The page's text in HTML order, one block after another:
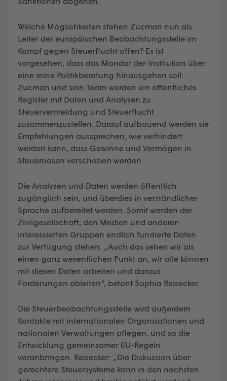
Welche Möglichkeiten stehen Zucman nun als
Leiter der europäischen Beobachtungsstelle im
Kampf gegen Steuerflucht offen? Es ist
vorgesehen, dass das Mandat der Institution über
eine reine Politikberatung hinausgehen soll.
Zucman und sein Team werden ein öffentliches
Register mit Daten und Analysen zu
Steuervermeidung und Steuerflucht
zusammenzustellen. Darauf aufbauend werden sie
Empfehlungen aussprechen, wie verhindert
werden kann, dass Gewinne und Vermögen in
Steueroasen verschoben werden.
Die Analysen und Daten werden öffentlich
zugänglich sein, und überdies in verständlicher
Sprache aufbereitet werden. Somit werden der
Zivilgesellschaft, den Medien und anderen
interessierten Gruppen endlich fundierte Daten
zur Verfügung stehen. „Auch das sehen wir als
einen ganz wesentlichen Punkt an, wir alle können
mit diesen Daten arbeiten und daraus
Forderungen ableiten“, betont Sophia Reisecker.
Die Steuerbeobachtungsstelle wird außerdem
Kontakte mit internationalen Organisationen und
nationalen Verwaltungen pflegen, und so die
Entwicklung gemeinsamer EU-Regeln
voranbringen. Reisecker: „Die Diskussion über
gerechtere Steuersysteme kann in den nächsten